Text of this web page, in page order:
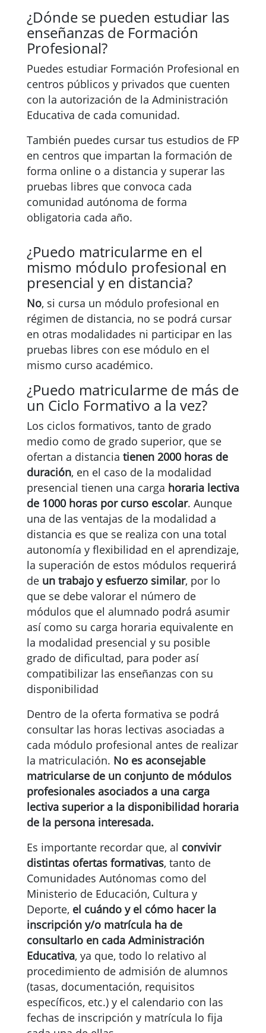
¿Dónde se pueden estudiar las
enseñanzas de Formación
Profesional?
Puedes estudiar Formación Profesional en
centros públicos y privados que cuenten
con la autorización de la Administración
Educativa de cada comunidad.
También puedes cursar tus estudios de FP
en centros que impartan la formación de
forma online o a distancia y superar las
pruebas libres que convoca cada
comunidad autónoma de forma
obligatoria cada año.
¿Puedo matricularme en el
mismo módulo profesional en
presencial y en distancia?
No, si cursa un módulo profesional en
régimen de distancia, no se podrá cursar
en otras modalidades ni participar en las
pruebas libres con ese módulo en el
mismo curso académico.
¿Puedo matricularme de más de
un Ciclo Formativo a la vez?
Los ciclos formativos, tanto de grado
medio como de grado superior, que se
ofertan a distancia tienen 2000 horas de
duración, en el caso de la modalidad
presencial tienen una carga horaria lectiva
de 1000 horas por curso escolar. Aunque
una de las ventajas de la modalidad a
distancia es que se realiza con una total
autonomía y flexibilidad en el aprendizaje,
la superación de estos módulos requerirá
de un trabajo y esfuerzo similar, por lo
que se debe valorar el número de
módulos que el alumnado podrá asumir
así como su carga horaria equivalente en
la modalidad presencial y su posible
grado de dificultad, para poder así
compatibilizar las enseñanzas con su
disponibilidad
Dentro de la oferta formativa se podrá
consultar las horas lectivas asociadas a
cada módulo profesional antes de realizar
la matriculación. No es aconsejable
matricularse de un conjunto de módulos
profesionales asociados a una carga
lectiva superior a la disponibilidad horaria
de la persona interesada.
Es importante recordar que, al convivir
distintas ofertas formativas, tanto de
Comunidades Autónomas como del
Ministerio de Educación, Cultura y
Deporte, el cuándo y el cómo hacer la
inscripción y/o matrícula ha de
consultarlo en cada Administración
Educativa, ya que, todo lo relativo al
procedimiento de admisión de alumnos
(tasas, documentación, requisitos
específicos, etc.) y el calendario con las
fechas de inscripción y matrícula lo fija